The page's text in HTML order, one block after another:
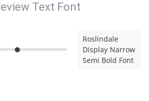
Text Font
Roslindale
Display Narrow
Semi Bold Font